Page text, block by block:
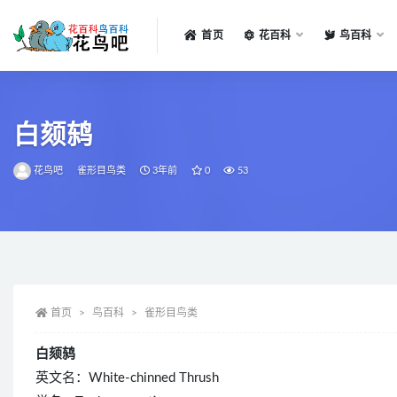
首页 花百科 鸟百科
白颏鸫
花鸟吧 雀形目鸟类 3年前 0 53
首页 鸟百科 雀形目鸟类
白颏鸫
英文名：White-chinned Thrush